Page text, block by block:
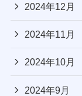
2024年12月
2024年11月
2024年10月
2024年9月